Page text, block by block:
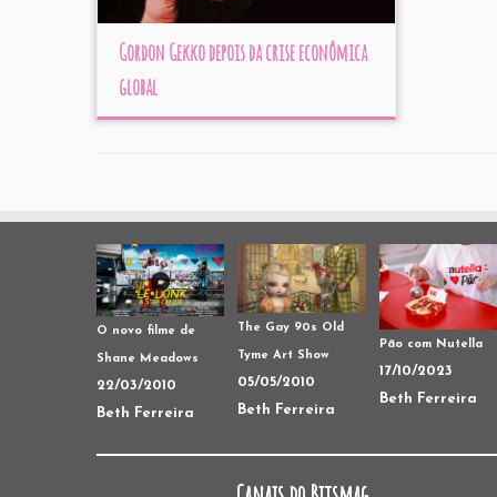
Gordon Gekko depois da crise econômica
global
O novo filme de
Shane Meadows
22/03/2010
Beth Ferreira
The Gay 90s Old
Tyme Art Show
05/05/2010
Beth Ferreira
Pão com Nutella
17/10/2023
Beth Ferreira